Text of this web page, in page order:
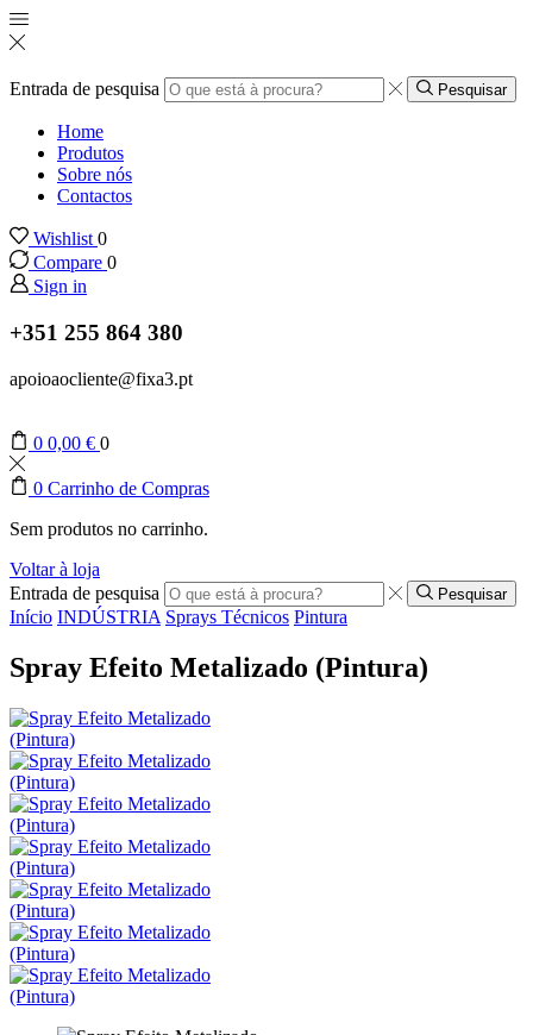
Entrada de pesquisa Pesquisar
Home
Produtos
Sobre nós
Contactos
Wishlist 0
Compare 0
Sign in
+351 255 864 380
apoioaocliente@fixa3.pt
0 0,00 € 0
0 Carrinho de Compras
Sem produtos no carrinho.
Voltar à loja
Entrada de pesquisa
Pesquisar
Início INDÚSTRIA Sprays Técnicos Pintura
Spray Efeito Metalizado (Pintura)